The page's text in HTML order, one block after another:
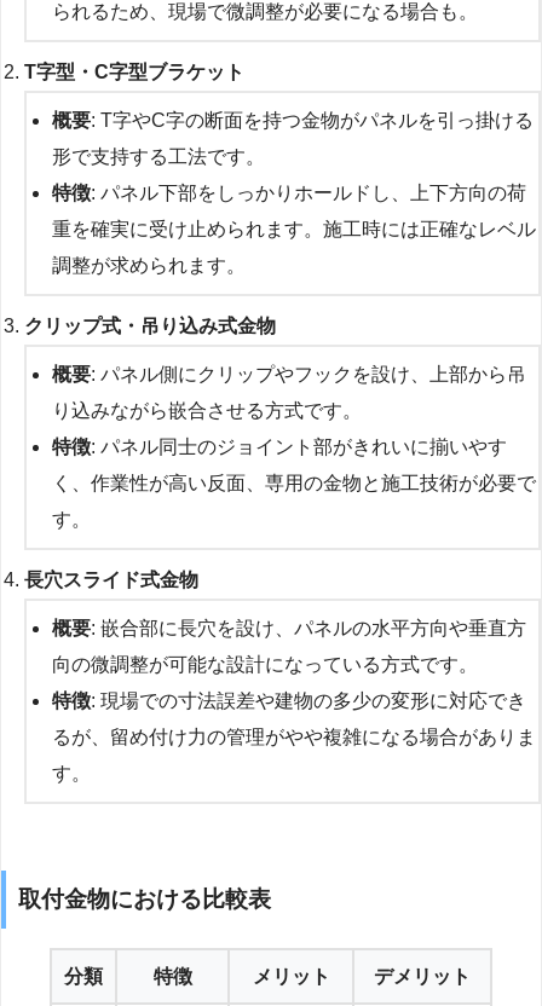
られるため、現場で微調整が必要になる場合も。
T字型・C字型ブラケット
概要: T字やC字の断面を持つ金物がパネルを引っ掛ける
形で支持する工法です。
特徴: パネル下部をしっかりホールドし、上下方向の荷
重を確実に受け止められます。施工時には正確なレベル
調整が求められます。
クリップ式・吊り込み式金物
概要: パネル側にクリップやフックを設け、上部から吊
り込みながら嵌合させる方式です。
特徴: パネル同士のジョイント部がきれいに揃いやす
く、作業性が高い反面、専用の金物と施工技術が必要で
す。
長穴スライド式金物
概要: 嵌合部に長穴を設け、パネルの水平方向や垂直方
向の微調整が可能な設計になっている方式です。
特徴: 現場での寸法誤差や建物の多少の変形に対応でき
るが、留め付け力の管理がやや複雑になる場合がありま
す。
取付金物における比較表
分類 特徴 メリット デメリット